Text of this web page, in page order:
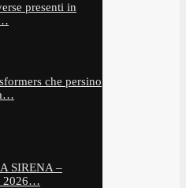
presenti in
che persino
SIRENA –
2026…